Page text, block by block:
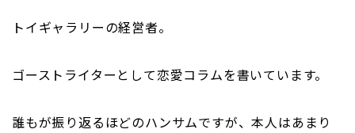
トイギャラリーの経営者。
ゴーストライターとして恋愛コラムを書いています。
誰もが振り返るほどのハンサムですが、本人はあまり